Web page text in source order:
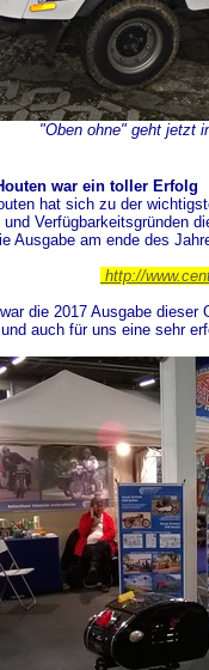
"Oben ohne" geht jetzt
war ein toller Erfolg
hat sich zu der
Verfügbarkeitsgründen
Ausgabe am ende des
http://
die 2017 Ausgabe
auch für uns eine sehr